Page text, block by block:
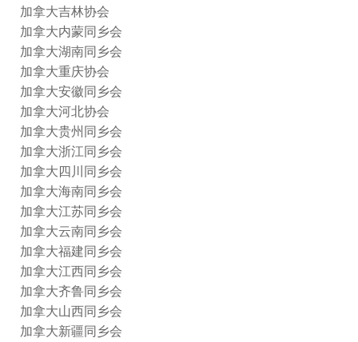
加拿大吉林协会
加拿大内蒙同乡会
加拿大湖南同乡会
加拿大重庆协会
加拿大安徽同乡会
加拿大河北协会
加拿大贵州同乡会
加拿大浙江同乡会
加拿大四川同乡会
加拿大海南同乡会
加拿大江苏同乡会
加拿大云南同乡会
加拿大福建同乡会
加拿大江西同乡会
加拿大齐鲁同乡会
加拿大山西同乡会
加拿大新疆同乡会